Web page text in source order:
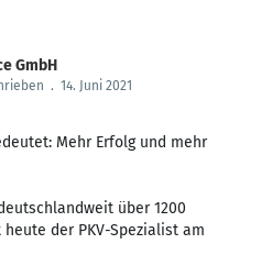
GmbH
. 14. Juni 2021
Mehr Erfolg und mehr
über 1200
der PKV-Spezialist am